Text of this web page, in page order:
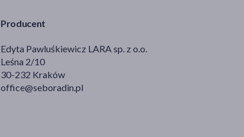
Producent
Edyta Pawluśkiewicz LARA sp. z o.o.
Leśna 2/10
30-232 Kraków
office@seboradin.pl